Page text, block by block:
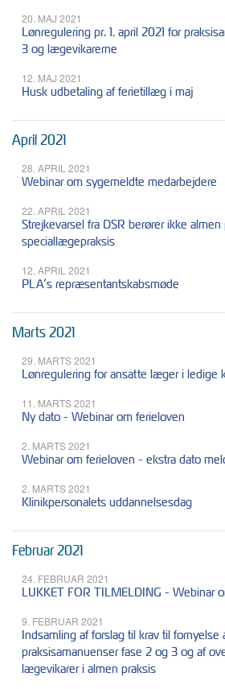
20. MAJ 2021
Lønregulering pr. 1. april 2021 for
3 og lægevikarerne
12. MAJ 2021
Husk udbetaling af ferietillæg i maj
April 2021
28. APRIL 2021
Webinar om sygemeldte medarbejdere
22. APRIL 2021
Strejkevarsel fra DSR berører ikke
speciallægepraksis
12. APRIL 2021
PLA’s repræsentantskabsmøde
Marts 2021
29. MARTS 2021
Lønregulering for ansatte læger i ledige
11. MARTS 2021
Ny dato - Webinar om ferieloven
2. MARTS 2021
Webinar om ferieloven - ekstra dato
2. MARTS 2021
Klinikpersonalets uddannelsesdag
Februar 2021
24. FEBRUAR 2021
LUKKET FOR TILMELDING - Webinar
9. FEBRUAR 2021
Indsamling af forslag til krav til
praksisamanuenser fase 2 og 3 og af
lægevikarer i almen praksis